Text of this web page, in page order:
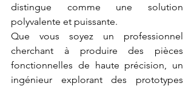
distingue comme une solution
polyvalente et puissante.
Que vous soyez un professionnel
cherchant à produire des pièces
fonctionnelles de haute précision, un
ingénieur explorant des prototypes